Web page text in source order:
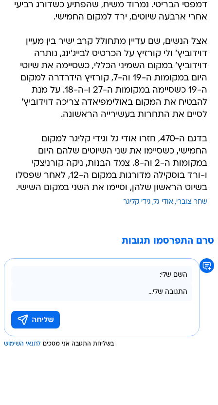
דמפסי הבריטי. נמרוד משיח, שהפתיע כשדורג רביעי
אחרי ארבעה שיוטים, ירד למקום החמישי.
אצל הנשים, שם עדיין מתחולל קרב ישיר בין מעיין
דוידוביץ' ולי קורזיץ על הכרטיס לבייג'ינג, נותרה
דוידוביץ' במקום השמיני הכללי, כשסיימה את שיוטי
היום במקומות ה-19 וה-7, קורזיץ הידרדרה למקום
ה-19 כשסיימה במקומות ה-27 ו-ה-18. על מנת
להבטיח את המקום באולימפיאדה צריכה דוידוביץ'
לסיים את התחרות בעשירייה הראשונה.
בדגם ה-470, חזרו אודי גל וגידי קליגר למקום
החמישי, כשסיימו את שני השיוטים שלהם היום
במקומות ה-2 וה-8. צמד הבנות, ניקה קורניצקי
ו-ורד בוסקילה מדורגות במקום ה-12, לאחר שפסלו
בשיוט הראשון שלהן, וסיימו את השני במקום השישי.
שחר צוברי אודי גל גידי קליגר
טרם התפרסמו תגובות
בשליחת התגובה אני מסכים לתנאי השימוש